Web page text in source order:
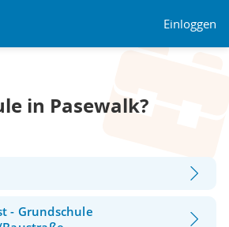
Einloggen
in Pasewalk?
- Grundschule